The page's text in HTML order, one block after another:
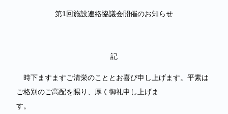
第1回施設連絡協議会開催のお知らせ
記
時下ますますご清栄のこととお喜び申し上げます。平素は
ご格別のご高配を賜り、厚く御礼申し上げま
す。